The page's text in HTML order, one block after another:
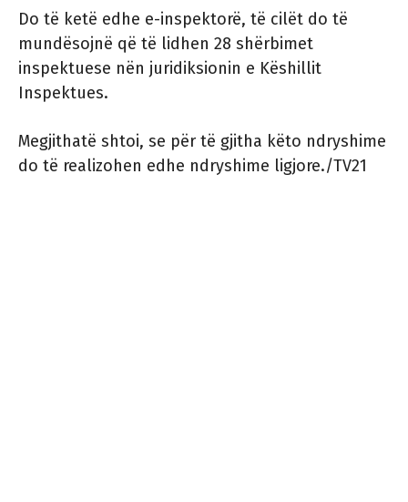
Do të ketë edhe e-inspektorë, të cilët do të
mundësojnë që të lidhen 28 shërbimet
inspektuese nën juridiksionin e Këshillit
Inspektues.
Megjithatë shtoi, se për të gjitha këto ndryshime
do të realizohen edhe ndryshime ligjore./TV21